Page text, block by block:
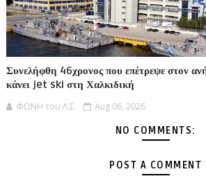
Συνελήφθη 46χρονος που επέτρεψε στον
κάνει jet ski στη Χαλκιδική
ΦΩΝΗ του Λ.Σ. Aug 06, 2026
NO COMMENTS:
POST A COMMENT